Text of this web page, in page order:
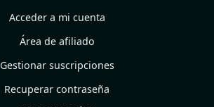
Acceder a mi cuenta
Área de afiliado
Gestionar suscripciones
Recuperar contraseña